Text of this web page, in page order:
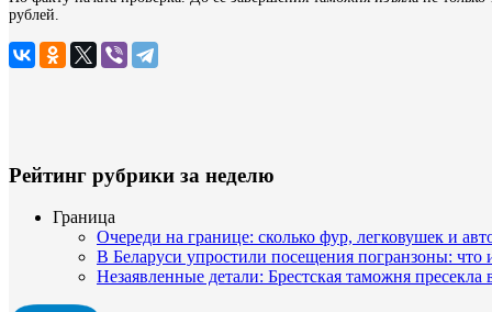
рублей.
Рейтинг рубрики за неделю
Граница
Очереди на границе: сколько фур, легковушек и
В Беларуси упростили посещения погранзоны: что
Незаявленные детали: Брестская таможня